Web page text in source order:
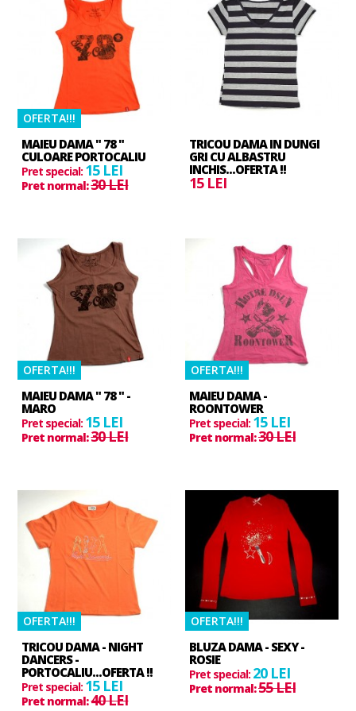
OFERTA!!!
MAIEU DAMA " 78 "
CULOARE PORTOCALIU
Pret special: 15 LEI
Pret normal:30 LEI
TRICOU DAMA IN DUNGI
GRI CU ALBASTRU
INCHIS...OFERTA !!
15 LEI
OFERTA!!!
MAIEU DAMA " 78 " -
MARO
Pret special: 15 LEI
Pret normal:30 LEI
OFERTA!!!
MAIEU DAMA -
ROONTOWER
Pret special: 15 LEI
Pret normal:30 LEI
OFERTA!!!
TRICOU DAMA - NIGHT
DANCERS -
PORTOCALIU...OFERTA !!
Pret special: 15 LEI
Pret normal:40 LEI
OFERTA!!!
BLUZA DAMA - SEXY -
ROSIE
Pret special: 20 LEI
Pret normal:55 LEI